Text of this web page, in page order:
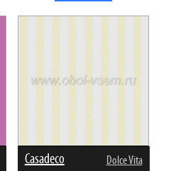
Casadeco Dolce Vita